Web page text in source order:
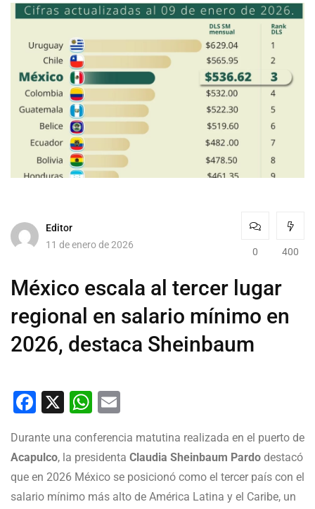
Editor
11 de enero de 2026
0 400
México escala al tercer lugar
regional en salario mínimo en
2026, destaca Sheinbaum
Facebook
X WhatsApp
Durante una conferencia matutina realizada en el puerto de
Acapulco, la presidenta Claudia Sheinbaum Pardo destacó
que en 2026 México se posicionó como el tercer país con el
salario mínimo más alto de América Latina y el Caribe, un